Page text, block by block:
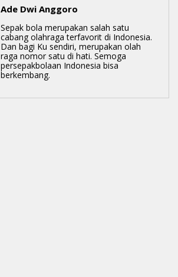
Ade Dwi Anggoro
Sepak bola merupakan salah satu
cabang olahraga terfavorit di Indonesia.
Dan bagi Ku sendiri, merupakan olah
raga nomor satu di hati. Semoga
persepakbolaan Indonesia bisa
berkembang.